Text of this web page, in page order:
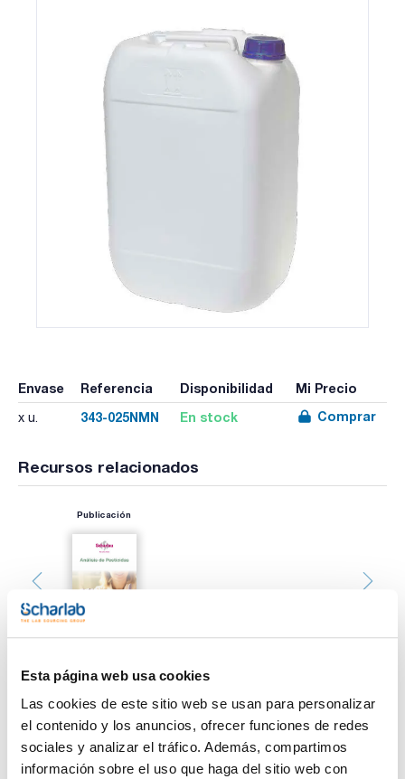
Esta página web usa cookies
Las cookies de este sitio web se usan para personalizar
el contenido y los anuncios, ofrecer funciones de redes
sociales y analizar el tráfico. Además, compartimos
información sobre el uso que haga del sitio web con
Envase Referencia Disponibilidad Mi Precio
x u. 343-025NMN En stock Comprar
Recursos relacionados
Publicación
Imprimir ficha de
producto
Características
Capacidad (l) : 25
Rosca : S60